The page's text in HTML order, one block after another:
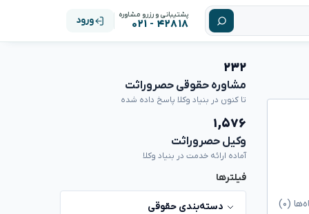
پشتیبانی و رزرو مشاوره
۴۲۸۱۸ - ۰۲۱ ورود
(۰)
۲۳۲
مشاوره حقوقی حصروراثت
تا کنون در بنیاد وکلا پاسخ داده شده
۱,۵۷۶
وکیل حصروراثت
آماده ارائه خدمت در بنیاد وکلا
فیلترها
دسته‌بندی حقوقی